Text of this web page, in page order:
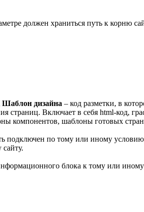
должен храниться путь к корню
Шаблон дизайна – код разметки, в
страниц. Включает в себя html-код,
компонентов, шаблоны готовых
подключен по тому или иному
блока к тому или иному